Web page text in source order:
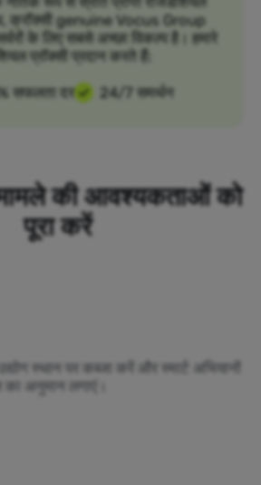
क्रॉक्सी genuine Vocus Group
के लिए सबसे अच्छा विकल्प है। हमारे
प्रॉक्सी प्रदान करते हैं:
सफलता दर
24/7 समर्थन
की आवश्यकताओं को
पूरा करें
स्थान पर कब्जा करें और स्मार्ट अभियानों
अनुमान लगाएं।